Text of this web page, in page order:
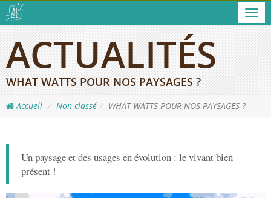
ACTUALITÉS
WHAT WATTS POUR NOS PAYSAGES ?
Accueil Non classé WHAT WATTS POUR NOS PAYSAGES ?
Un paysage et des usages en évolution : le vivant bien
présent !